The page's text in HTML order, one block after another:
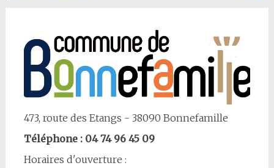
473, route des Etangs - 38090 Bonnefamille
Téléphone : 04 74 96 45 09
Horaires d'ouverture :